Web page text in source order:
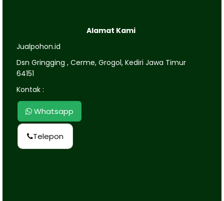
Alamat Kami
Jualpohon.id
Dsn Gringging , Cerme, Grogol, Kediri Jawa Timur
64151
Kontak :
Whatsapp
Telepon